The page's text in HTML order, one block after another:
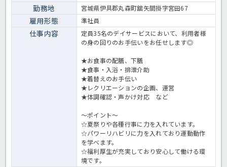
勤務地 宮城県伊具郡丸森町舘矢間掛字宮田67
雇用形態 準社員
仕事内容
定員35名のデイサービスにおいて、利用者様
の身の回りのお手伝いをお任せします◎
★お食事の配膳、下膳
★食事・入浴・排泄介助
★着替えのお手伝い
★レクリエーションの企画、運営
★体調確認・声かけ対応 など
～ポイント～
☆夏祭りや各種行事に力を入れています。
☆パワーリハビリに力を入れており運動動作
を学べます。
☆福利厚生が充実しており安心して働ける環
境です。